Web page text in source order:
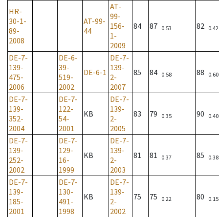
HR-
30-1-
89-
2008
AT-99-
44
AT-
99-
156-
1-
2009
84 87 0.53 82 0.42
DE-7-
139-
475-
2006
DE-6-
39-
519-
2002
DE-6-1
DE-7-
139-
2-
2007
85 84 0.58 88 0.60
DE-7-
139-
352-
2004
DE-7-
122-
54-
2001
KB
DE-7-
139-
2-
2005
83 79 0.35 90 0.40
DE-7-
139-
252-
2002
DE-7-
129-
16-
1999
KB
DE-7-
139-
2-
2003
81 81 0.37 85 0.38
DE-7-
139-
185-
2001
DE-7-
130-
491-
1998
KB
DE-7-
139-
2-
2002
75 75 0.22 80 0.15